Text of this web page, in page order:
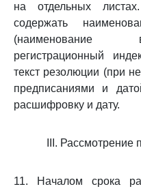
на отдельных
содержать
(наименование
регистрационный
текст резолюции (при
предписаниями и
расшифровку и дату.
III.
11. Началом срока